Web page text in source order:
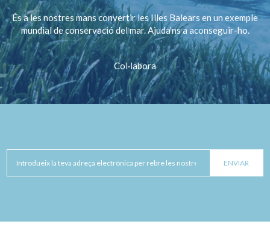
És a les nostres mans convertir les Illes Balears en un exemple
mundial de conservació del mar. Ajuda’ns a aconseguir-ho.
Col·labora